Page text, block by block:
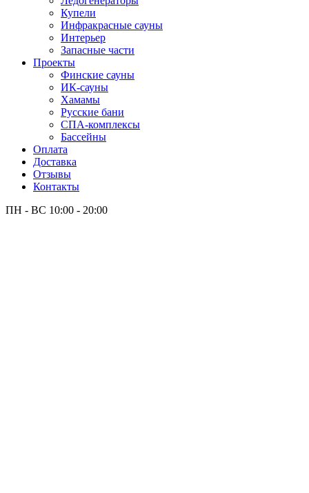
Купели
Инфракрасные сауны
Интерьер
Запасные части
Проекты
Финские сауны
ИК-сауны
Хамамы
Русские бани
СПА-комплексы
Бассейны
Оплата
Доставка
Отзывы
Контакты
ПН - ВС 10:00 - 20:00